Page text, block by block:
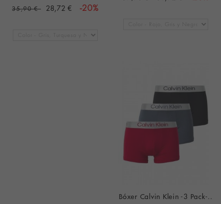
35,90 € 28,72 € -20%
Bóxer Calvin Klein -3 Pack-..